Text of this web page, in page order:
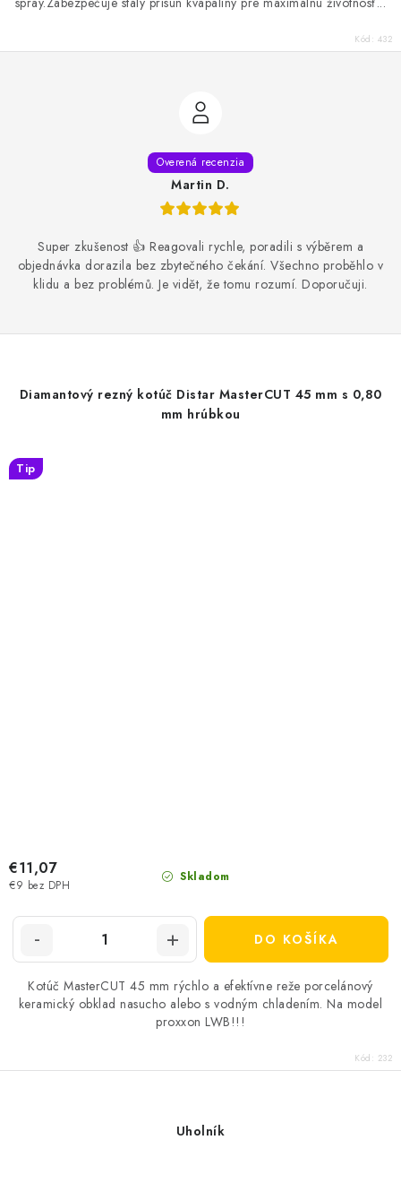
Kód: 432
Martin D.
Super zkušenost 👍 Reagovali rychle, poradili s výběrem a
objednávka dorazila bez zbytečného čekání. Všechno proběhlo v
klidu a bez problémů. Je vidět, že tomu rozumí. Doporučuji.
Diamantový rezný kotúč Distar MasterCUT 45 mm s 0,80
mm hrúbkou
Tip
Skladom
€9 bez DPH
€11,07
DO KOŠÍKA
Kotúč MasterCUT 45 mm rýchlo a efektívne reže porcelánový
keramický obklad nasucho alebo s vodným chladením. Na model
proxxon LWB!!!
Kód: 232
Uholník